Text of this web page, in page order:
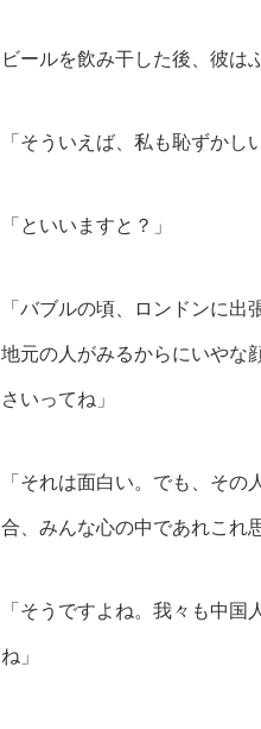
ビールを飲み干した後、彼は
「そういえば、私も恥ずかし
「といいますと？」
「バブルの頃、ロンドンに
地元の人がみるからにいやな
さいってね」
「それは面白い。でも、そ
合、みんな心の中であれこれ
「そうですよね。我々も中
ね」